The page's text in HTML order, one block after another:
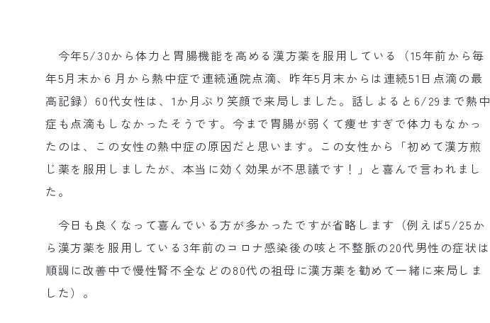
今年5/30から体力と胃腸機能を高める漢方薬を服用している（15年前から毎
年5月末か６月から熱中症で連続通院点滴、昨年5月末からは連続51日点滴の最
高記録）60代女性は、1か月ぶり笑顔で来局しました。話しよると6/29まで熱中
症も点滴もしなかったそうです。今まで胃腸が弱くて痩せすぎで体力もなかっ
たのは、この女性の熱中症の原因だと思います。この女性から「初めて漢方煎
じ薬を服用しましたが、本当に効く効果が不思議です！」と喜んで言われまし
た。
今日も良くなって喜んでいる方が多かったですが省略します（例えば5/25か
ら漢方薬を服用している3年前のコロナ感染後の咳と不整脈の20代男性の症状は
順調に改善中で慢性腎不全などの80代の祖母に漢方薬を勧めて一緒に来局しま
した）。